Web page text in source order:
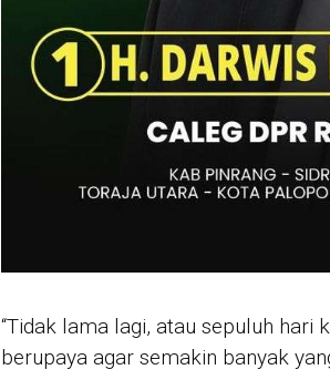
“Tidak lama lagi, atau sepuluh hari
berupaya agar semakin banyak